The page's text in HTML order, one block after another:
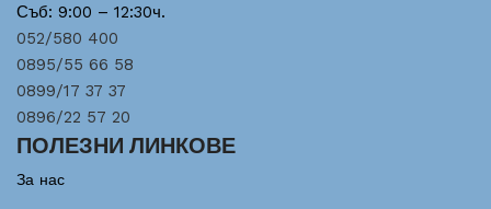
Съб: 9:00 – 12:30ч.
052/580 400
0895/55 66 58
0899/17 37 37
0896/22 57 20
ПОЛЕЗНИ ЛИНКОВЕ
За нас